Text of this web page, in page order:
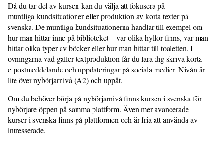
Då du tar del av kursen kan du välja att fokusera på
muntliga kundsituationer eller produktion av korta texter på
svenska. De muntliga kundsituationerna handlar till exempel om
hur man hittar inne på biblioteket – var olika hyllor finns, var man
hittar olika typer av böcker eller hur man hittar till toaletten. I
övningarna vad gäller textproduktion får du lära dig skriva korta
e-postmeddelande och uppdateringar på sociala medier. Nivån är
lite över nybörjarnivå (A2) och uppåt.
Om du behöver börja på nybörjarnivå finns kursen i svenska för
nybörjare öppen på samma plattform. Även mer avancerade
kurser i svenska finns på plattformen och är fria att använda av
intresserade.